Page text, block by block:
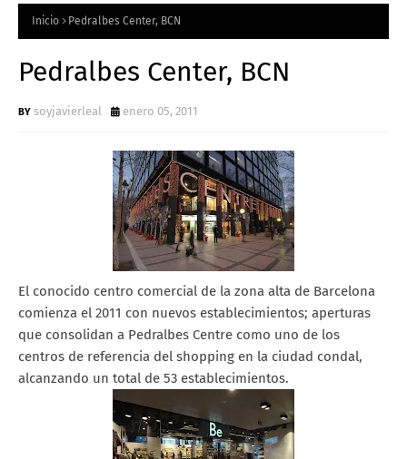
Inicio Pedralbes Center, BCN
Pedralbes Center, BCN
soyjavierleal enero 05, 2011
El conocido centro comercial de la zona alta de Barcelona
comienza el 2011 con nuevos establecimientos; aperturas
que consolidan a Pedralbes Centre como uno de los
centros de referencia del shopping en la ciudad condal,
alcanzando un total de 53 establecimientos.